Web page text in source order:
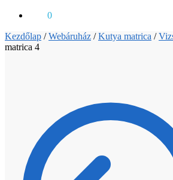
0
Kezdőlap /Webáruház /Kutya matrica /
matrica 4